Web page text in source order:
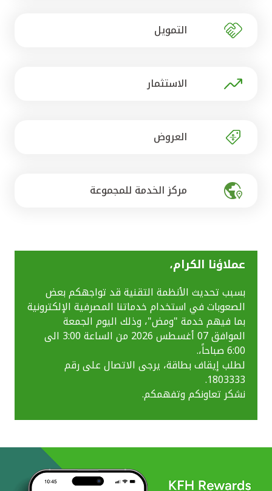
مصر
التمويل
الاستثمار
العروض
مركز الخدمة للمجموعة
عملاؤنا الكرام،
بسبب تحديث الأنظمة التقنية قد تواجهكم بعض
الصعوبات في استخدام خدماتنا المصرفية الإلكترونية
بما فيهم خدمة "ومض"، وذلك اليوم الجمعة
الموافق 07 أغسطس 2026 من الساعة 3:00 الى
6:00 صباحاً،.
لطلب إيقاف بطاقة، يرجى الاتصال على رقم
1803333.
نشكر تعاونكم وتفهمكم.